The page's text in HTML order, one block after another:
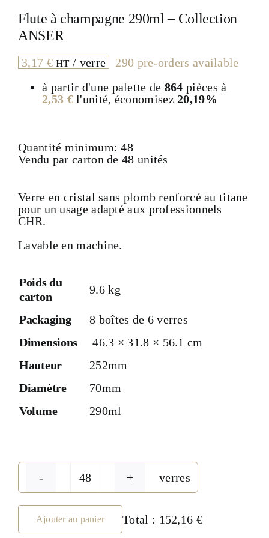
Flute à champagne 290ml – Collection
ANSER
3,17 € HT/ verre
290 pre-orders available
à partir d'une palette de 864 pièces à
2,53 €l'unité, économisez20,19%
Quantité minimum: 48
Vendu par carton de 48 unités
Verre en cristal sans plomb renforcé au titane
pour un usage adapté aux professionnels
CHR.
Lavable en machine.
Poids du
carton
9.6 kg
Packaging
8 boîtes de 6 verres
Dimensions
46.3 × 31.8 × 56.1 cm
Hauteur
252mm
Diamètre
70mm
Volume
290ml
quantité
de
Flute
champagne
verres
Ajouter au panier Total : 152,16 €